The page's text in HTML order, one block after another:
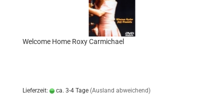
Welcome Home Roxy Carmichael
Lieferzeit: ca. 3-4 Tage (Ausland abweichend)